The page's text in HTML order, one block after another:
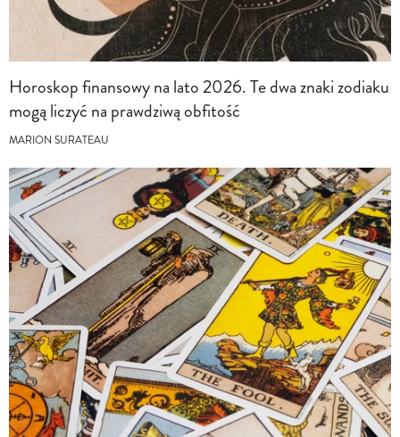
Horoskop finansowy na lato 2026. Te dwa znaki zodiaku
mogą liczyć na prawdziwą obfitość
MARION SURATEAU